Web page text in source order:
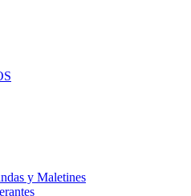
y Maletines